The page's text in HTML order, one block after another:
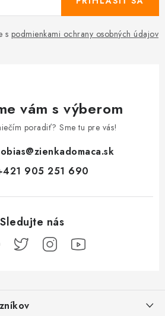
s podmienkami ochrany osobných údajov
vám s výberom
poradiť? Sme tu pre vás!
@zienkadomaca.sk
905 251 690